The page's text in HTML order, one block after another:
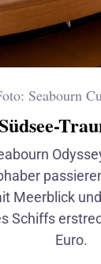
Seabourn
Meerblick
Schiffs
Euro.